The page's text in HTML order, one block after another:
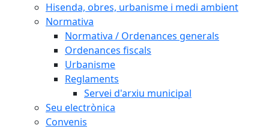
Hisenda, obres, urbanisme i medi ambient
Normativa
Normativa / Ordenances generals
Ordenances fiscals
Urbanisme
Reglaments
Servei d'arxiu municipal
Seu electrònica
Convenis